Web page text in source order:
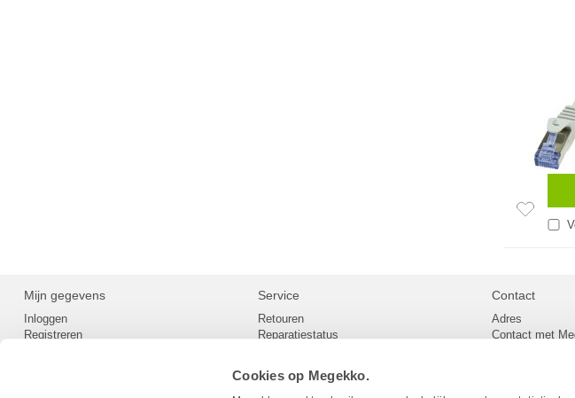
Cookies op Megekko.
Mijn gegevens
Inloggen
Registreren
Service
Retouren
Reparatiestatus
Herroepingsrecht
Contact
Adres
Contact met